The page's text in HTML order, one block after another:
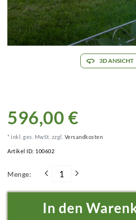
3D ANSICHT
596,00 €
* inkl. ges. MwSt. zzgl. Versandkosten
Artikel ID: 100602
Menge:
In den